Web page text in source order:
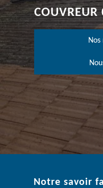
COUVREUR
Notre savoir